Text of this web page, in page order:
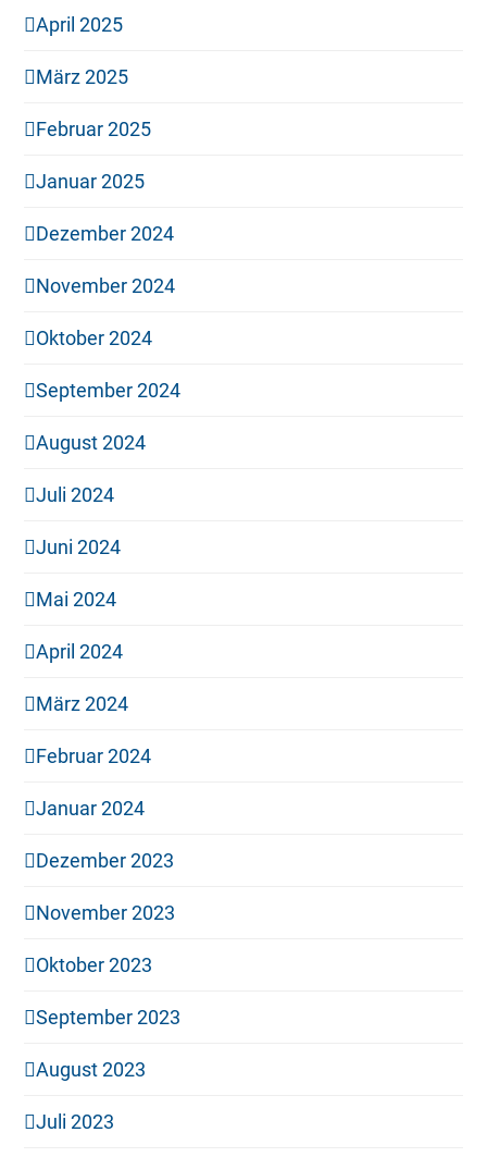
April 2025
März 2025
Februar 2025
Januar 2025
Dezember 2024
November 2024
Oktober 2024
September 2024
August 2024
Juli 2024
Juni 2024
Mai 2024
April 2024
März 2024
Februar 2024
Januar 2024
Dezember 2023
November 2023
Oktober 2023
September 2023
August 2023
Juli 2023